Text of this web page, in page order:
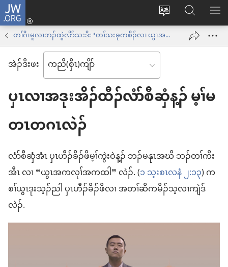
JW.ORG
ဆီ
တ
ကျိာ်
လၢ
ဒိး
ကွၢ်
နုာ်
လီၤ
အိး
ထီၣ်
လၢ
အ
သီ
ဃု
JW.ORGဖျါ​​
တၢ်ဂီၤမူလၢဘၣ်ထွဲလိာ်သးဒီး ‘တၢ်သးခုကစီၣ်လၢ ယွၤအအိၣ်’
အဲၣ်​ဒိး​ဖး
ပှၤလၢအဒုးအိၣ်ထီၣ်လံာ်စီဆှံန့ၣ် မ့ၢ်မ
တၤတဂၤလဲၣ်
လံာ်စီဆှံအံၤ ပှၤဟီၣ်ခိၣ်ဖိမ့ၢ်ကွဲးဝဲန့ၣ် ဘၣ်မနုၤအဃိ ဘၣ်တၢ်ကိး
အီၤ လၢ “ယွၤအကလုၢ်အကထါ” လဲၣ်. (၁ သ့းစၤလနံ ၂:၁၃) က
စၢ်ယွၤဒုးသ့ၣ်ညါ ပှၤဟီၣ်ခိၣ်ဖိလၢ အတၢ်ဆိကမိၣ်သ့လၢကျဲဒ်
လဲၣ်.